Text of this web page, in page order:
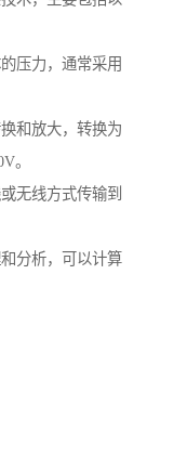
压力，通常采用
和放大，转换为
。
无线方式传输到
分析，可以计算